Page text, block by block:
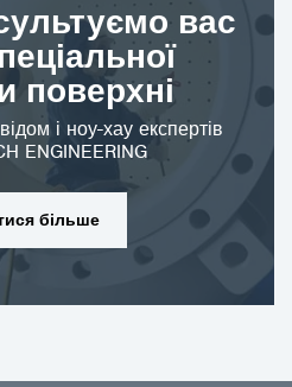
вас
поверхні
і ноу-хау експертів
ENGINEERING
більше